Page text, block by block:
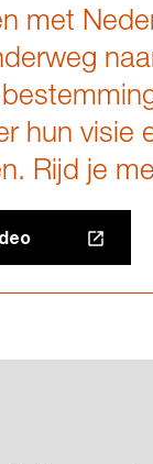
met
hun visie
Rijd je